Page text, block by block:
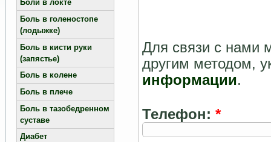
Боли в локте
Боль в голеностопе
(лодыжке)
Боль в кисти руки
(запястье)
Боль в колене
Боль в плече
Боль в тазобедренном
суставе
Диабет
Для связи с нами
другим методом,
информации.
Телефон: *